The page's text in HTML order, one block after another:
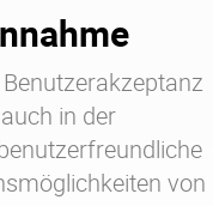
in der
von